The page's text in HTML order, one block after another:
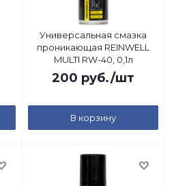
Универсальная смазка
проникающая REINWELL
MULTI RW-40, 0,1л
200 руб./шт
В корзину